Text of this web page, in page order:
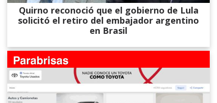
Quirno reconoció que el gobierno de Lula
solicitó el retiro del embajador argentino
en Brasil